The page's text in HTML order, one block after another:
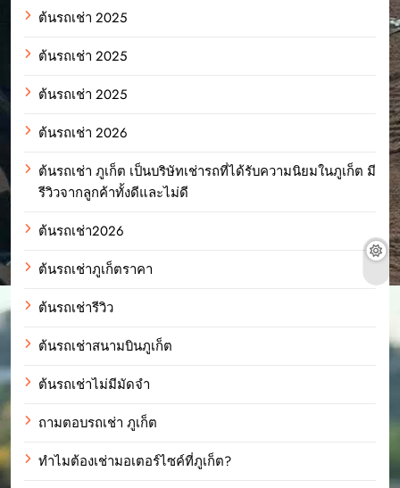
ต้นรถเช่า 2025
ต้นรถเช่า 2025
ต้นรถเช่า 2025
ต้นรถเช่า 2026
ต้นรถเช่า ภูเก็ต เป็นบริษัทเช่ารถที่ได้รับความนิยมในภูเก็ต มี
รีวิวจากลูกค้าทั้งดีและไม่ดี
ต้นรถเช่า2026
ต้นรถเช่าภูเก็ตราคา
ต้นรถเช่ารีวิว
ต้นรถเช่าสนามบินภูเก็ต
ต้นรถเช่าไม่มีมัดจำ
ถามตอบรถเช่า ภูเก็ต
ทำไมต้องเช่ามอเตอร์ไซค์ที่ภูเก็ต?